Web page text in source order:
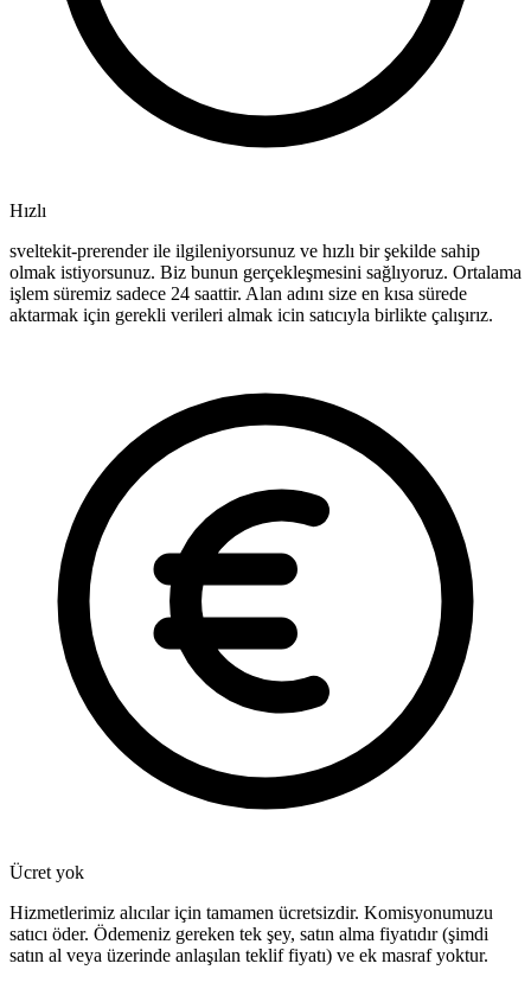
Hızlı
sveltekit-prerender ile ilgileniyorsunuz ve hızlı bir şekilde sahip
olmak istiyorsunuz. Biz bunun gerçekleşmesini sağlıyoruz. Ortalama
işlem süremiz sadece 24 saattir. Alan adını size en kısa sürede
aktarmak için gerekli verileri almak icin satıcıyla birlikte çalışırız.
Ücret yok
Hizmetlerimiz alıcılar için tamamen ücretsizdir. Komisyonumuzu
satıcı öder. Ödemeniz gereken tek şey, satın alma fiyatıdır (şimdi
satın al veya üzerinde anlaşılan teklif fiyatı) ve ek masraf yoktur.